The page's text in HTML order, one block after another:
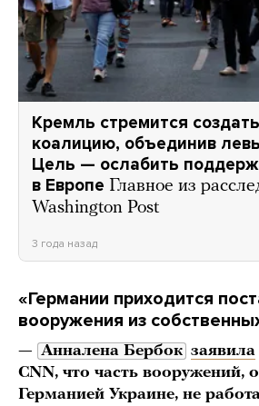
Кремль стремится
коалицию, объединив
Цель — ослабить
в Европе Главное из
Washington Post
3 года назад
«Германии приходится
вооружения из
— Анналена Бербок заявила
CNN, что часть вооружений,
Германией Украине, не